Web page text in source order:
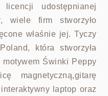
udostępnianej
wiele firm stworzyło
właśnie jej. Tyczy
która stworzyła
motywem Świnki Peppy
magnetyczną,gitarę
laptop oraz